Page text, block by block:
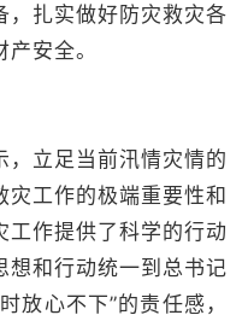
，扎实做好防灾救灾各
安全。
立足当前汛情灾情的
工作的极端重要性和
工作提供了科学的行动
想和行动统一到总书记
放心不下”的责任感，